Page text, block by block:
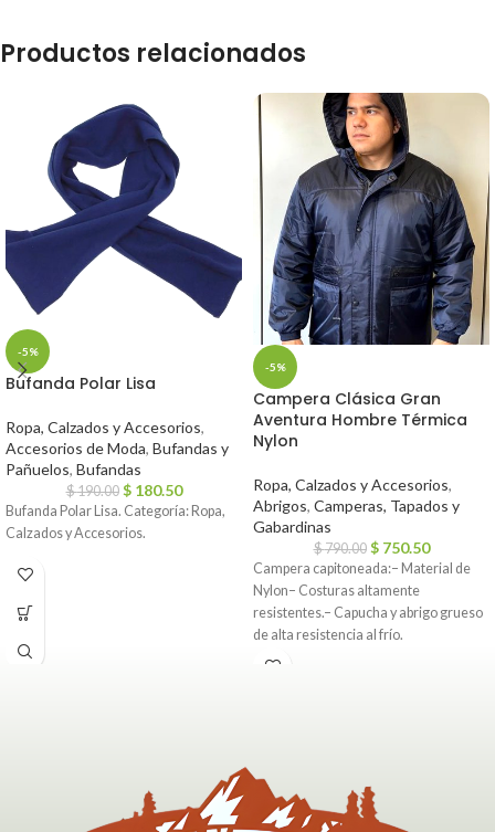
Productos relacionados
-5%
Bufanda Polar Lisa
Ropa, Calzados y Accesorios,
Accesorios de Moda, Bufandas y
Pañuelos, Bufandas
$190.00 $ 180.50
Bufanda Polar Lisa. Categoría: Ropa,
Calzados y Accesorios.
-5%
Campera Clásica Gran
Aventura Hombre Térmica
Nylon
Ropa, Calzados y Accesorios,
Abrigos, Camperas, Tapados y
Gabardinas
$790.00 $ 750.50
Campera capitoneada:– Material de
Nylon– Costuras altamente
resistentes.– Capucha y abrigo grueso
de alta resistencia al frío.